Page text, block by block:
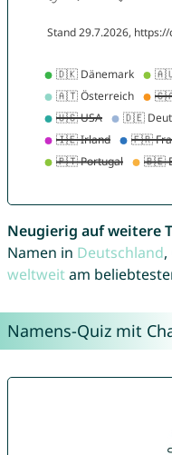
Neugierig auf weitere
Namen in Deutschland,
weltweitam
Namens-Quiz mit